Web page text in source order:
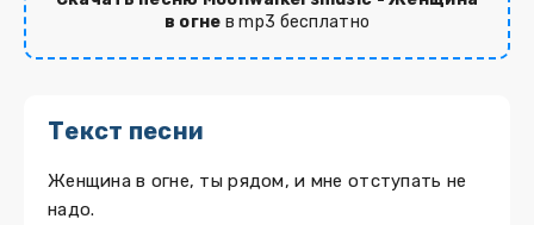
в огне в mp3 бесплатно
Текст песни
Женщина в огне, ты рядом, и мне отступать не
надо.